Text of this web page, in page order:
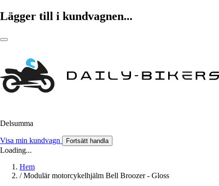
Lägger till i kundvagnen...
Delsumma
Visa min kundvagn Fortsätt handla
Loading...
Hem
/ Modulär motorcykelhjälm Bell Broozer - Gloss